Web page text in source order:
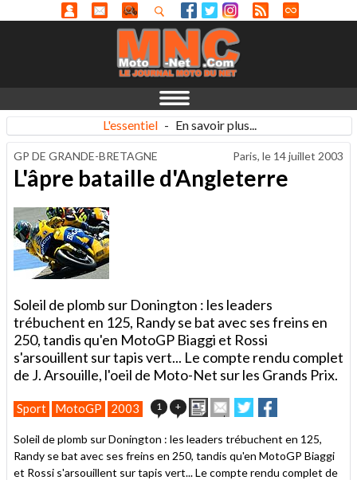
L'essentiel - En savoir plus...
GP DE GRANDE-BRETAGNE Paris, le 14 juillet 2003
L'âpre bataille d'Angleterre
Soleil de plomb sur Donington : les leaders
trébuchent en 125, Randy se bat avec ses freins en
250, tandis qu'en MotoGP Biaggi et Rossi
s'arsouillent sur tapis vert... Le compte rendu complet
de J. Arsouille, l'oeil de Moto-Net sur les Grands Prix.
Sport MotoGP 2003 1 + ImprimerEnvoyer
cet
à
un
ami
Partager
sur
sur
Soleil de plomb sur Donington : les leaders trébuchent en 125,
Randy se bat avec ses freins en 250, tandis qu'en MotoGP Biaggi
et Rossi s'arsouillent sur tapis vert... Le compte rendu complet de